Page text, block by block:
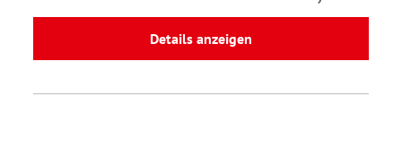
Details anzeigen